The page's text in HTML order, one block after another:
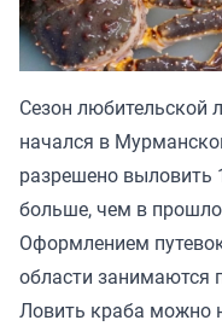
Сезон любительской
начался в
разрешено выловить
больше, чем в
Оформлением
области занимаются
Ловить краба можно